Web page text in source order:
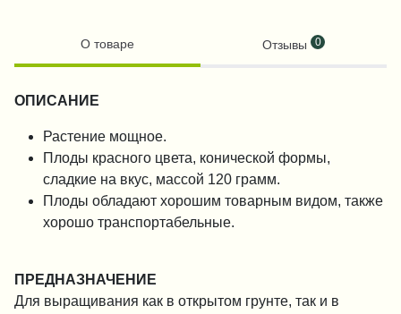
О товаре Отзывы 0
ОПИСАНИЕ
Растение мощное.
Плоды красного цвета, конической формы,
сладкие на вкус, массой 120 грамм.
Плоды обладают хорошим товарным видом, также
хорошо транспортабельные.
ПРЕДНАЗНАЧЕНИЕ
Для выращивания как в открытом грунте, так и в